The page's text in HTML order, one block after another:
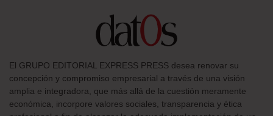
El GRUPO EDITORIAL EXPRESS PRESS desea renovar su
concepción y compromiso empresarial a través de una visión
amplia e integradora, que más allá de la cuestión meramente
económica, incorpore valores sociales, transparencia y ética